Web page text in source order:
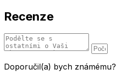
Recenze
Doporučil(a) bych známému?